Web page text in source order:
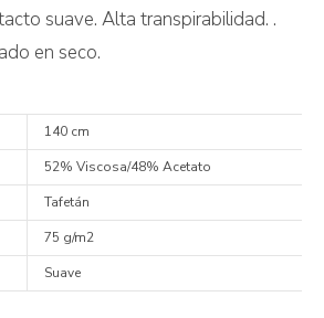
suave. Alta transpirabilidad. .
en seco.
140 cm
52% Viscosa/48% Acetato
Tafetán
75 g/m2
Suave